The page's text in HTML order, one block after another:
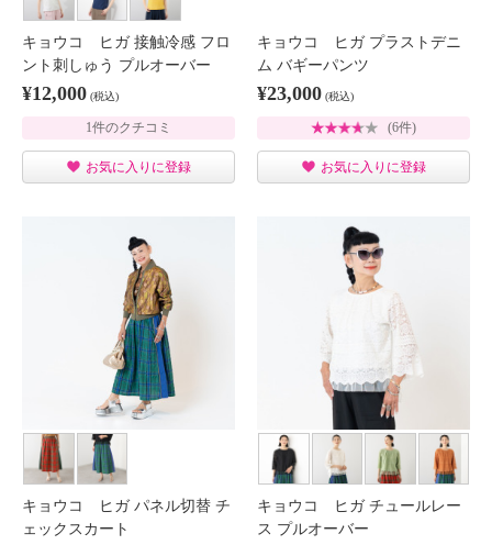
キョウコ ヒガ 接触冷感 フロ
ント刺しゅう プルオーバー
¥12,000 (税込)
1件のクチコミ
お気に入りに登録
キョウコ ヒガ プラストデニ
ム バギーパンツ
¥23,000 (税込)
(6件)
お気に入りに登録
キョウコ ヒガ パネル切替 チ
ェックスカート
キョウコ ヒガ チュールレー
ス プルオーバー